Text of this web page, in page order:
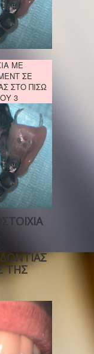
ΜΕ
ΣΕ
ΣΤΟ ΠΙΣΩ
3
ΤΗΣ